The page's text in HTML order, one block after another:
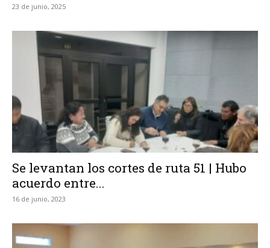
23 de junio, 2025
Se levantan los cortes de ruta 51 | Hubo
acuerdo entre...
16 de junio, 2023